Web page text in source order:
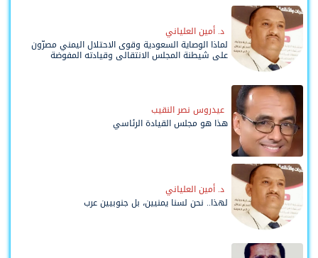
د. أمين العلياني
لماذا الوصاية السعودية وقوى الاحتلال اليمني مصرّون
على شيطنة المجلس الانتقالي وقيادته المفوضة
عيدروس نصر النقيب
هذا هو مجلس القيادة الرئاسي
د. أمين العلياني
لهذا.. نحن لسنا يمنيين، بل جنوبيين عرب